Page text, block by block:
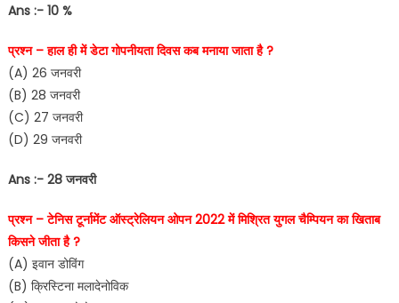
Ans :- 10 %
प्रश्न – हाल ही में डेटा गोपनीयता दिवस कब मनाया जाता है ?
(A) 26 जनवरी
(B) 28 जनवरी
(C) 27 जनवरी
(D) 29 जनवरी
Ans :- 28 जनवरी
प्रश्न – टेनिस टूर्नामेंट ऑस्ट्रेलियन ओपन 2022 में मिश्रित युगल चैम्पियन का खिताब
किसने जीता है ?
(A) इवान डोविंग
(B) क्रिस्टिना मलादेनोविक